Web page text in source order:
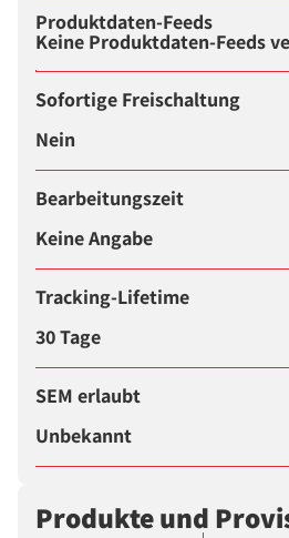
Produktdaten-Feeds
Keine Produktdaten-Feeds
Sofortige Freischaltung
Nein
Bearbeitungszeit
Keine Angabe
Tracking-Lifetime
30 Tage
SEM erlaubt
Unbekannt
Produkte und